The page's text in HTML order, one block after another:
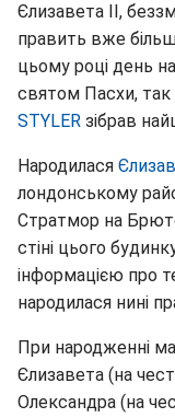
Єлизавета II,
править вже
цьому році день
святом Пасхи, так
STYLER зібрав
Народилася
лондонському
Стратмор на
стіні цього
інформацією про
народилася нині
При народженні
Єлизавета (на
Олександра (на